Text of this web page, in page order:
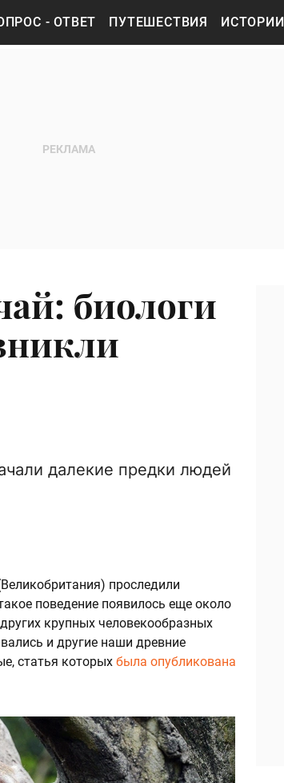
- ОТВЕТ ПУТЕШЕСТВИЯ ИСТОРИИ
биологи
далекие предки людей
проследили
поведение появилось еще около
крупных человекообразных
и другие наши древние
статья которых была опубликована